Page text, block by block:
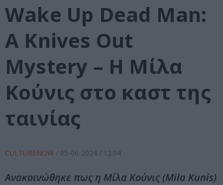
Wake Up Dead Man:
A Knives Out
Mystery – Η Μίλα
Κούνις στο καστ της
ταινίας
CULTURENOW / 05-06-2024 / 12:04
Ανακοινώθηκε πως η Μίλα Κούνις (Mila Kunis)